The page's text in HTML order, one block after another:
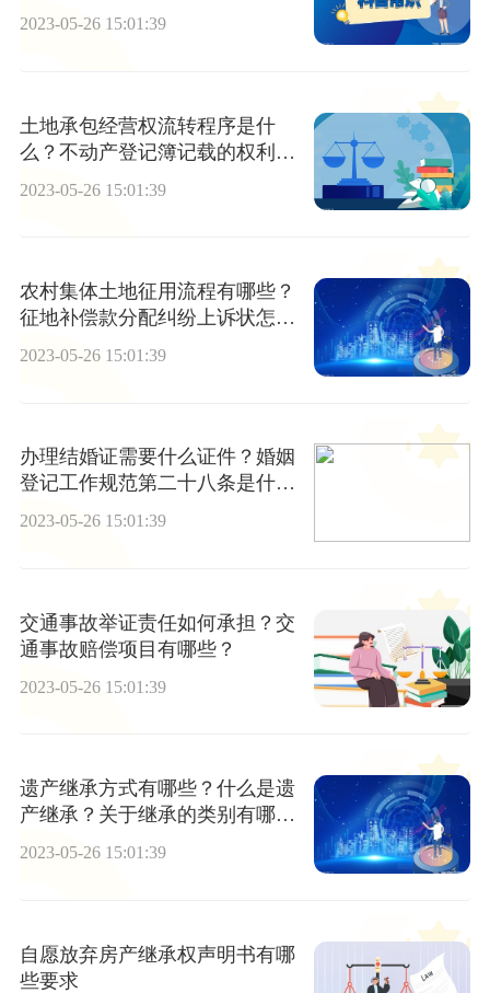
几天出来？
2023-05-26 15:01:39
土地承包经营权流转程序是什
么？不动产登记簿记载的权利人
2023-05-26 15:01:39
农村集体土地征用流程有哪些？
征地补偿款分配纠纷上诉状怎么
写？征地补偿款分配纠纷的怎么
2023-05-26 15:01:39
办理结婚证需要什么证件？婚姻
登记工作规范第二十八条是什
么？
2023-05-26 15:01:39
交通事故举证责任如何承担？交
通事故赔偿项目有哪些？
2023-05-26 15:01:39
遗产继承方式有哪些？什么是遗
产继承？关于继承的类别有哪
些？
2023-05-26 15:01:39
自愿放弃房产继承权声明书有哪
些要求